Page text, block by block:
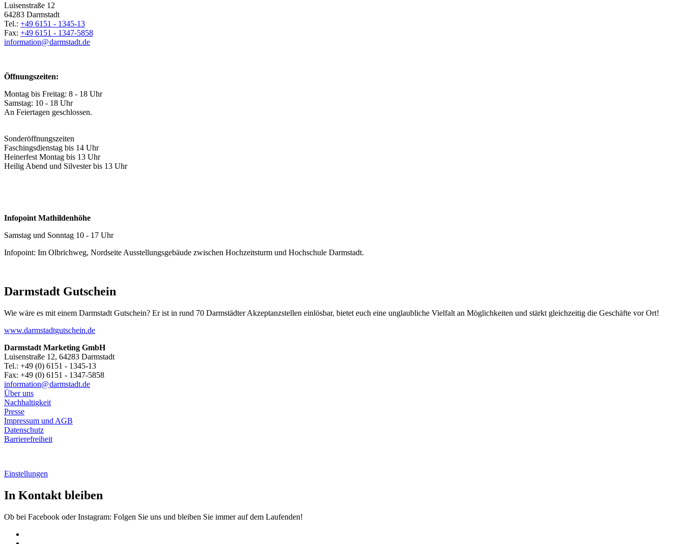
Luisenstraße 12
64283 Darmstadt
Tel.: +49 6151 - 1345-13
Fax: +49 6151 - 1347-5858
information@darmstadt.de
Öffnungszeiten:
Montag bis Freitag: 8 - 18 Uhr
Samstag: 10 - 18 Uhr
An Feiertagen geschlossen.
Sonderöffnungszeiten
Faschingsdienstag bis 14 Uhr
Heinerfest Montag bis 13 Uhr
Heilig Abend und Silvester bis 13 Uhr
Infopoint Mathildenhöhe
Samstag und Sonntag 10 - 17 Uhr
Infopoint: Im Olbrichweg, Nordseite Ausstellungsgebäude zwischen Hochzeitsturm und Hochschule Darmstadt.
Darmstadt Gutschein
Wie wäre es mit einem Darmstadt Gutschein? Er ist in rund 70 Darmstädter Akzeptanzstellen einlösbar, bietet euch eine unglaubliche Vielfalt an Möglichkeiten und stärkt gleichzeitig die Geschäfte vor Ort!
www.darmstadtgutschein.de
Darmstadt Marketing GmbH
Luisenstraße 12, 64283 Darmstadt
Tel.: +49 (0) 6151 - 1345-13
Fax: +49 (0) 6151 - 1347-5858
information@darmstadt.de
Über uns
Nachhaltigkeit
Presse
Impressum und AGB
Datenschutz
Barrierefreiheit
Einstellungen
In Kontakt bleiben
Ob bei Facebook oder Instagram: Folgen Sie uns und bleiben Sie immer auf dem Laufenden!